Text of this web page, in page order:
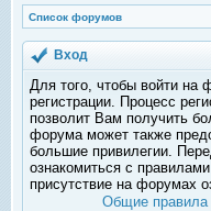
Список форумов
Вход
Для того, чтобы войти
регистрации. Процесс
позволит Вам получить
форума может также
большие привилегии.
ознакомиться с
присутствие на форумах
Общие правила|